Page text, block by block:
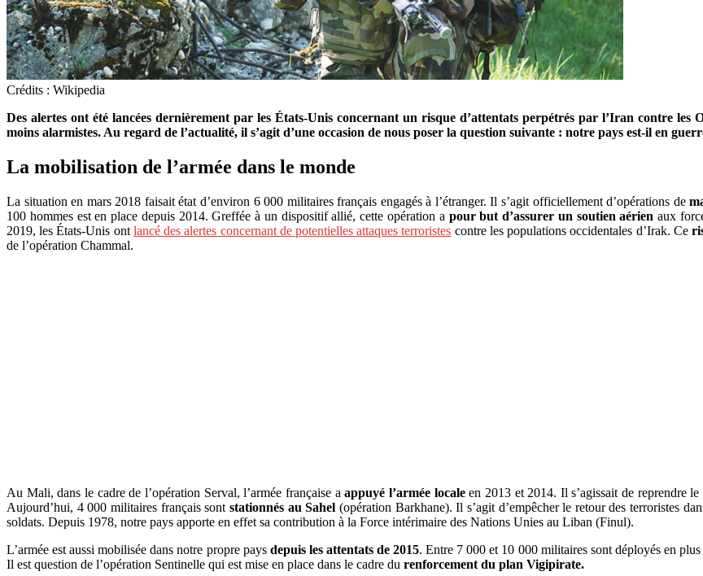
Crédits : Wikipedia
Des alertes ont été lancées dernièrement par les États-Unis concernant un risque d’attentats perpétrés par l’Iran contre les
moins alarmistes. Au regard de l’actualité, il s’agit d’une occasion de nous poser la question suivante : notre pays est-il en
La mobilisation de l’armée dans le monde
La situation en mars 2018 faisait état d’environ 6 000 militaires français engagés à l’étranger. Il s’agit officiellement d’opérations de
100 hommes est en place depuis 2014. Greffée à un dispositif allié, cette opération a pour but d’assurer un soutien aérien aux
2019, les États-Unis ont lancé des alertes concernant de potentielles attaques terroristes contre les populations occidentales d’Irak. Ce
de l’opération Chammal.
Au Mali, dans le cadre de l’opération Serval, l’armée française a appuyé l’armée localeen 2013 et 2014. Il s’agissait de reprendre
Aujourd’hui, 4 000 militaires français sont stationnés au Sahel (opération Barkhane). Il s’agit d’empêcher le retour des terroristes
soldats. Depuis 1978, notre pays apporte en effet sa contribution à la Force intérimaire des Nations Unies au Liban (Finul).
L’armée est aussi mobilisée dans notre propre pays depuis les attentats de 2015. Entre 7 000 et 10 000 militaires sont déployés en
Il est question de l’opération Sentinelle qui est mise en place dans le cadre du renforcement du plan Vigipirate.